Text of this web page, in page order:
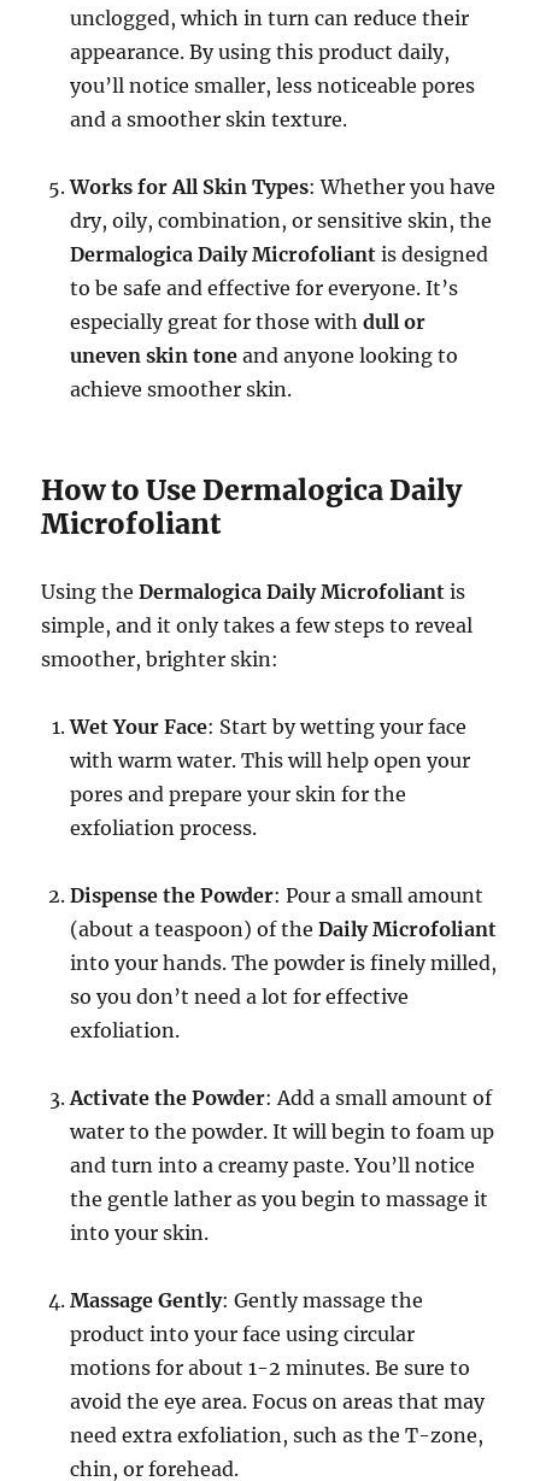
unclogged, which in turn can reduce their
appearance. By using this product daily,
you’ll notice smaller, less noticeable pores
and a smoother skin texture.
Works for All Skin Types: Whether you have
dry, oily, combination, or sensitive skin, the
Dermalogica Daily Microfoliant is designed
to be safe and effective for everyone. It’s
especially great for those withdull or
uneven skin tone and anyone looking to
achieve smoother skin.
How to Use Dermalogica Daily
Microfoliant
Using theDermalogica Daily Microfoliant is
simple, and it only takes a few steps to reveal
smoother, brighter skin:
Wet Your Face: Start by wetting your face
with warm water. This will help open your
pores and prepare your skin for the
exfoliation process.
Dispense the Powder: Pour a small amount
(about a teaspoon) of theDaily Microfoliant
into your hands. The powder is finely milled,
so you don’t need a lot for effective
exfoliation.
Activate the Powder: Add a small amount of
water to the powder. It will begin to foam up
and turn into a creamy paste. You’ll notice
the gentle lather as you begin to massage it
into your skin.
Massage Gently: Gently massage the
product into your face using circular
motions for about 1-2 minutes. Be sure to
avoid the eye area. Focus on areas that may
need extra exfoliation, such as the T-zone,
chin, or forehead.